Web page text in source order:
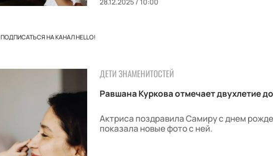
ПОДПИСАТЬСЯ НА КАНАЛ HELLO!
ДЕТИ ЗНАМЕНИТОСТЕЙ
Равшана Куркова отмечает двухлетие
Актриса поздравила Самиру с днем
показала новые фото с ней.